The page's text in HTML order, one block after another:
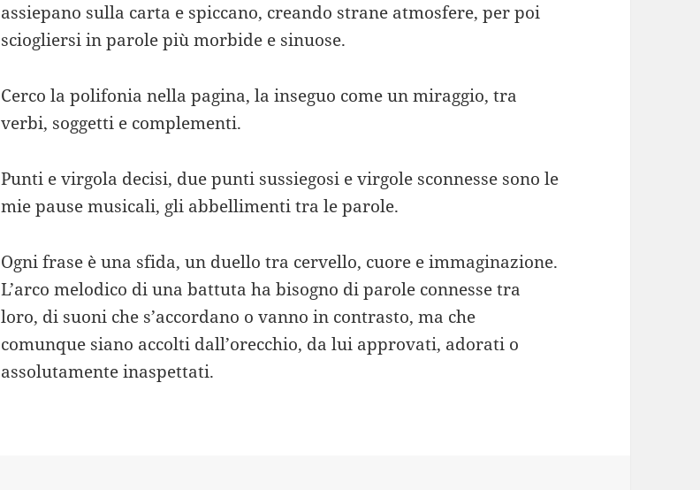
assiepano sulla carta e spiccano, creando strane atmosfere, per poi
sciogliersi in parole più morbide e sinuose.
Cerco la polifonia nella pagina, la inseguo come un miraggio, tra
verbi, soggetti e complementi.
Punti e virgola decisi, due punti sussiegosi e virgole sconnesse sono le
mie pause musicali, gli abbellimenti tra le parole.
Ogni frase è una sfida, un duello tra cervello, cuore e immaginazione.
L’arco melodico di una battuta ha bisogno di parole connesse tra
loro, di suoni che s’accordano o vanno in contrasto, ma che
comunque siano accolti dall’orecchio, da lui approvati, adorati o
assolutamente inaspettati.